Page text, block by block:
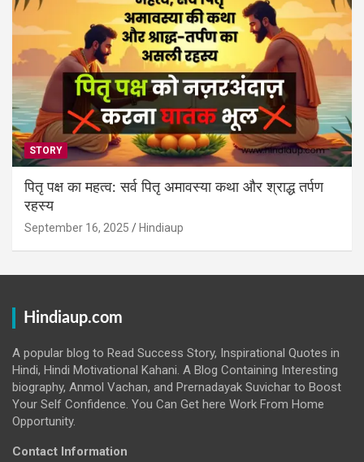
STORY
पितृ पक्ष का महत्व: सर्व पितृ अमावस्या कथा और श्राद्ध तर्पण
रहस्य
September 16, 2025 Hindiaup
Hindiaup.com
A popular blog to Read Success Story, Inspirational Quotes in
Hindi, Hindi Motivational Kahani. A Blog Containing Interesting
biography, Anmol Vachan, and Prernadayak Suvichar to Boost
Your Self Confidence. You Can Get here Work From Home
Opportunity.
Contact Information